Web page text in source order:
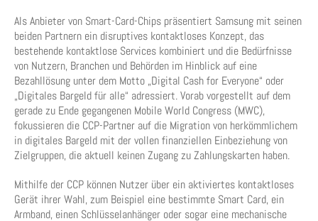
Als Anbieter von Smart-Card-Chips präsentiert Samsung mit seinen
beiden Partnern ein disruptives kontaktloses Konzept, das
bestehende kontaktlose Services kombiniert und die Bedürfnisse
von Nutzern, Branchen und Behörden im Hinblick auf eine
Bezahllösung unter dem Motto „Digital Cash for Everyone“ oder
„Digitales Bargeld für alle“ adressiert. Vorab vorgestellt auf dem
gerade zu Ende gegangenen Mobile World Congress (MWC),
fokussieren die CCP-Partner auf die Migration von herkömmlichem
in digitales Bargeld mit der vollen finanziellen Einbeziehung von
Zielgruppen, die aktuell keinen Zugang zu Zahlungskarten haben.
Mithilfe der CCP können Nutzer über ein aktiviertes kontaktloses
Gerät ihrer Wahl, zum Beispiel eine bestimmte Smart Card, ein
Armband, einen Schlüsselanhänger oder sogar eine mechanische